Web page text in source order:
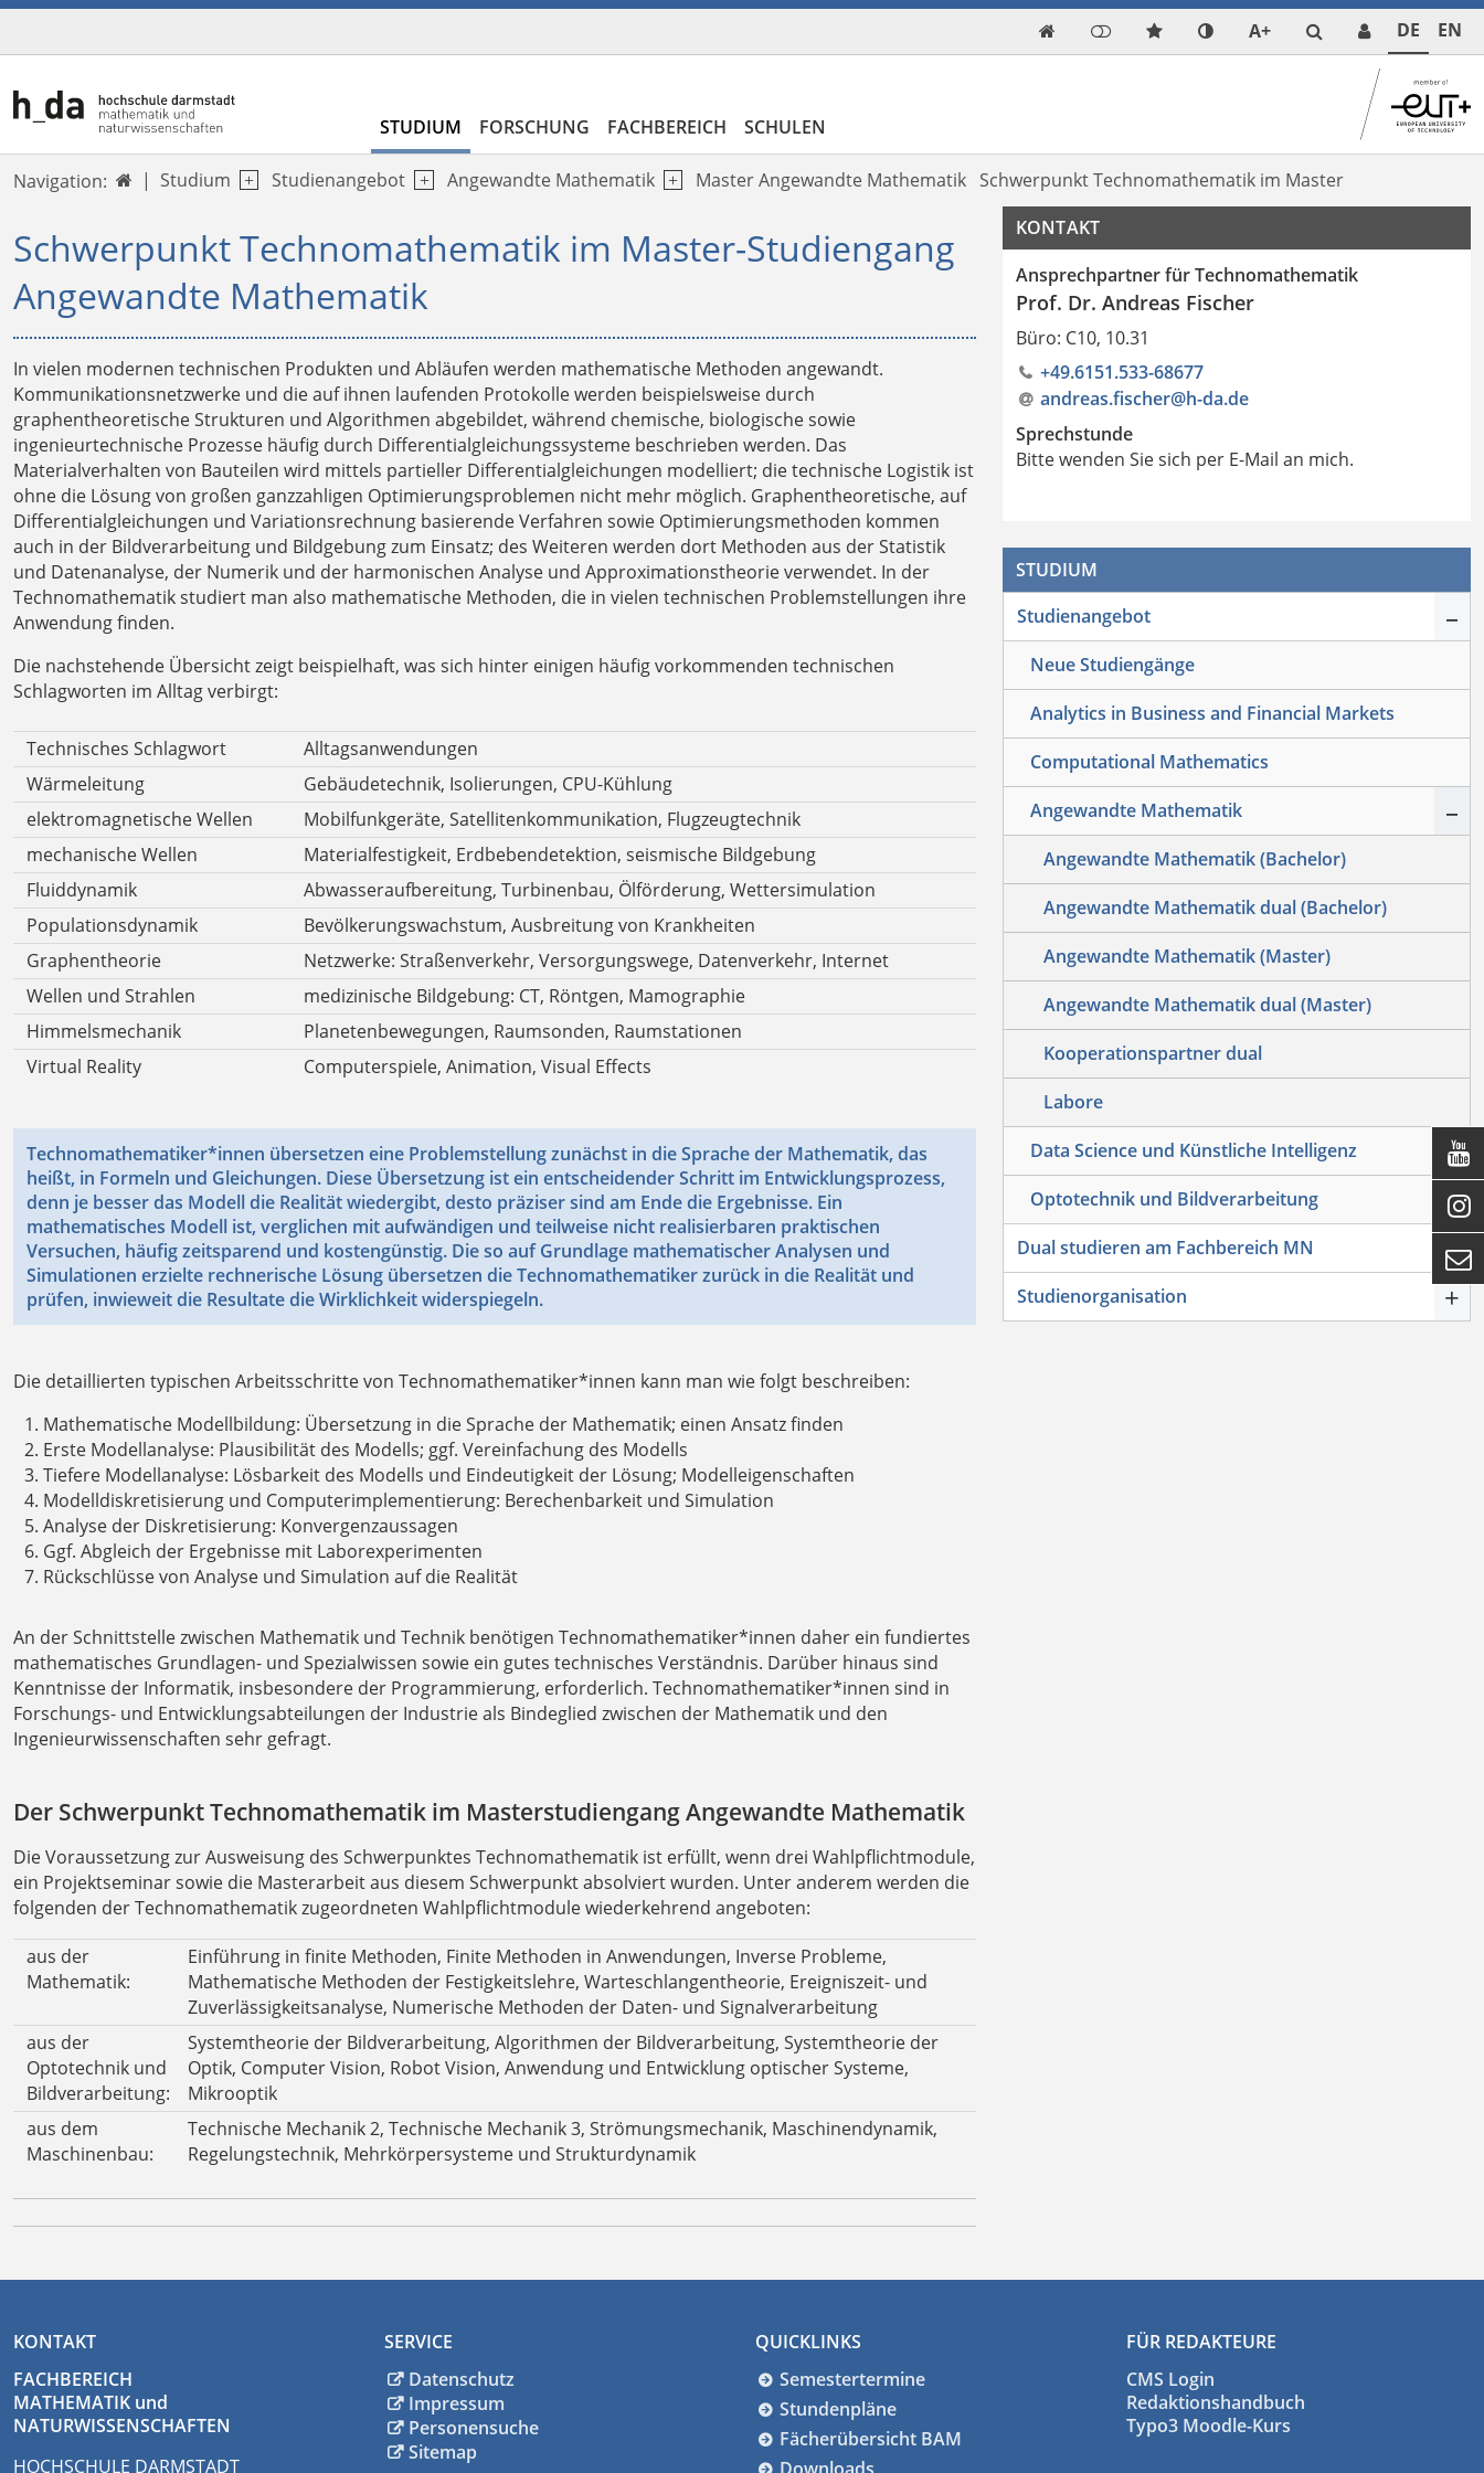
 A+ DE EN
STUDIUM FORSCHUNG FACHBEREICH SCHULEN
Navigation:  Studium Studienangebot Angewandte Mathematik Master Angewandte Mathematik Schwerpunkt Technomathematik im Master
Schwerpunkt Technomathematik im Master-Studiengang
Angewandte Mathematik
In vielen modernen technischen Produkten und Abläufen werden mathematische Methoden angewandt.
Kommunikationsnetzwerke und die auf ihnen laufenden Protokolle werden beispielsweise durch
graphentheoretische Strukturen und Algorithmen abgebildet, während chemische, biologische sowie
ingenieurtechnische Prozesse häufig durch Differentialgleichungssysteme beschrieben werden. Das
Materialverhalten von Bauteilen wird mittels partieller Differentialgleichungen modelliert; die technische Logistik ist
ohne die Lösung von großen ganzzahligen Optimierungsproblemen nicht mehr möglich. Graphentheoretische, auf
Differentialgleichungen und Variationsrechnung basierende Verfahren sowie Optimierungsmethoden kommen
auch in der Bildverarbeitung und Bildgebung zum Einsatz; des Weiteren werden dort Methoden aus der Statistik
und Datenanalyse, der Numerik und der harmonischen Analyse und Approximationstheorie verwendet. In der
Technomathematik studiert man also mathematische Methoden, die in vielen technischen Problemstellungen ihre
Anwendung finden.
Die nachstehende Übersicht zeigt beispielhaft, was sich hinter einigen häufig vorkommenden technischen
Schlagworten im Alltag verbirgt:
Technisches Schlagwort
Alltagsanwendungen
Wärmeleitung
Gebäudetechnik, Isolierungen, CPU-Kühlung
elektromagnetische Wellen
Mobilfunkgeräte, Satellitenkommunikation, Flugzeugtechnik
mechanische Wellen
Materialfestigkeit, Erdbebendetektion, seismische Bildgebung
Fluiddynamik
Abwasseraufbereitung, Turbinenbau, Ölförderung, Wettersimulation
Populationsdynamik
Bevölkerungswachstum, Ausbreitung von Krankheiten
Graphentheorie
Netzwerke: Straßenverkehr, Versorgungswege, Datenverkehr, Internet
Wellen und Strahlen
medizinische Bildgebung: CT, Röntgen, Mamographie
Himmelsmechanik
Planetenbewegungen, Raumsonden, Raumstationen
Virtual Reality
Computerspiele, Animation, Visual Effects
Technomathematiker*innen übersetzen eine Problemstellung zunächst in die Sprache der Mathematik, das
heißt, in Formeln und Gleichungen. Diese Übersetzung ist ein entscheidender Schritt im Entwicklungsprozess,
denn je besser das Modell die Realität wiedergibt, desto präziser sind am Ende die Ergebnisse. Ein
mathematisches Modell ist, verglichen mit aufwändigen und teilweise nicht realisierbaren praktischen
Versuchen, häufig zeitsparend und kostengünstig. Die so auf Grundlage mathematischer Analysen und
Simulationen erzielte rechnerische Lösung übersetzen die Technomathematiker zurück in die Realität und
prüfen, inwieweit die Resultate die Wirklichkeit widerspiegeln.
Die detaillierten typischen Arbeitsschritte von Technomathematiker*innen kann man wie folgt beschreiben:
Mathematische Modellbildung: Übersetzung in die Sprache der Mathematik; einen Ansatz finden
Erste Modellanalyse: Plausibilität des Modells; ggf. Vereinfachung des Modells
Tiefere Modellanalyse: Lösbarkeit des Modells und Eindeutigkeit der Lösung; Modelleigenschaften
Modelldiskretisierung und Computerimplementierung: Berechenbarkeit und Simulation
Analyse der Diskretisierung: Konvergenzaussagen
Ggf. Abgleich der Ergebnisse mit Laborexperimenten
Rückschlüsse von Analyse und Simulation auf die Realität
An der Schnittstelle zwischen Mathematik und Technik benötigen Technomathematiker*innen daher ein fundiertes
mathematisches Grundlagen- und Spezialwissen sowie ein gutes technisches Verständnis. Darüber hinaus sind
Kenntnisse der Informatik, insbesondere der Programmierung, erforderlich. Technomathematiker*innen sind in
Forschungs- und Entwicklungsabteilungen der Industrie als Bindeglied zwischen der Mathematik und den
Ingenieurwissenschaften sehr gefragt.
Der Schwerpunkt Technomathematik im Masterstudiengang Angewandte Mathematik
Die Voraussetzung zur Ausweisung des Schwerpunktes Technomathematik ist erfüllt, wenn drei Wahlpflichtmodule,
ein Projektseminar sowie die Masterarbeit aus diesem Schwerpunkt absolviert wurden. Unter anderem werden die
folgenden der Technomathematik zugeordneten Wahlpflichtmodule wiederkehrend angeboten:
aus der
Mathematik:
Einführung in finite Methoden, Finite Methoden in Anwendungen, Inverse Probleme,
Mathematische Methoden der Festigkeitslehre, Warteschlangentheorie, Ereigniszeit- und
Zuverlässigkeitsanalyse, Numerische Methoden der Daten- und Signalverarbeitung
aus der
Optotechnik und
Bildverarbeitung:
Systemtheorie der Bildverarbeitung, Algorithmen der Bildverarbeitung, Systemtheorie der
Optik, Computer Vision, Robot Vision, Anwendung und Entwicklung optischer Systeme,
Mikrooptik
aus dem
Maschinenbau:
Technische Mechanik 2, Technische Mechanik 3, Strömungsmechanik, Maschinendynamik,
Regelungstechnik, Mehrkörpersysteme und Strukturdynamik
KONTAKT
Ansprechpartner für Technomathematik
Prof. Dr. Andreas Fischer
Büro: C10, 10.31
+49.6151.533-68677
andreas.fischer@h-da.de
Sprechstunde
Bitte wenden Sie sich per E-Mail an mich.
STUDIUM
Studienangebot
Neue Studiengänge
Analytics in Business and Financial Markets
Computational Mathematics
Angewandte Mathematik
Angewandte Mathematik (Bachelor)
Angewandte Mathematik dual (Bachelor)
Angewandte Mathematik (Master)
Angewandte Mathematik dual (Master)
Kooperationspartner dual
Labore
–
Data Science und Künstliche Intelligenz +
Optotechnik und Bildverarbeitung +
–
Dual studieren am Fachbereich MN +
Studienorganisation +
KONTAKT
FACHBEREICH
MATHEMATIK und
NATURWISSENSCHAFTEN
HOCHSCHULE DARMSTADT
SERVICE
Datenschutz
Impressum
Personensuche
Sitemap
QUICKLINKS
Semestertermine
Stundenpläne
Fächerübersicht BAM
FÜR REDAKTEURE
CMS Login
Redaktionshandbuch
Typo3 Moodle-Kurs


